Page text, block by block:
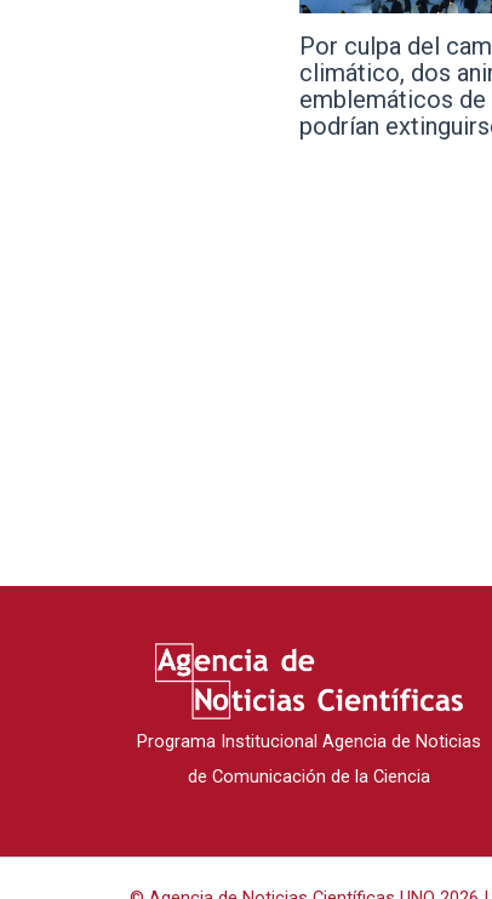
Monos, pinos y
ingeniosa para
ganen
Programa Institucional Agencia de Noticias
de Comunicación de la Ciencia